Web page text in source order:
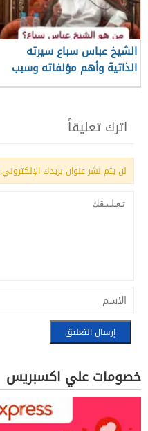
الشيخ عباس سباع سيرته
الذاتية وأهم مؤلفاته وسبب
وفاته
اترك تعليقاً
لن يتم نشر عنوان بريدك الإلكتروني.
خصومات علي اكسبريس